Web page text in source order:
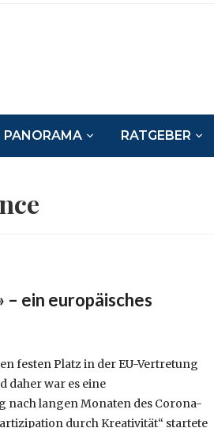
PANORAMA RATGEBER
ein europäisches
festen Platz in der EU-Vertretung
daher war es eine
nach langen Monaten des Corona-
durch Kreativität“ startete